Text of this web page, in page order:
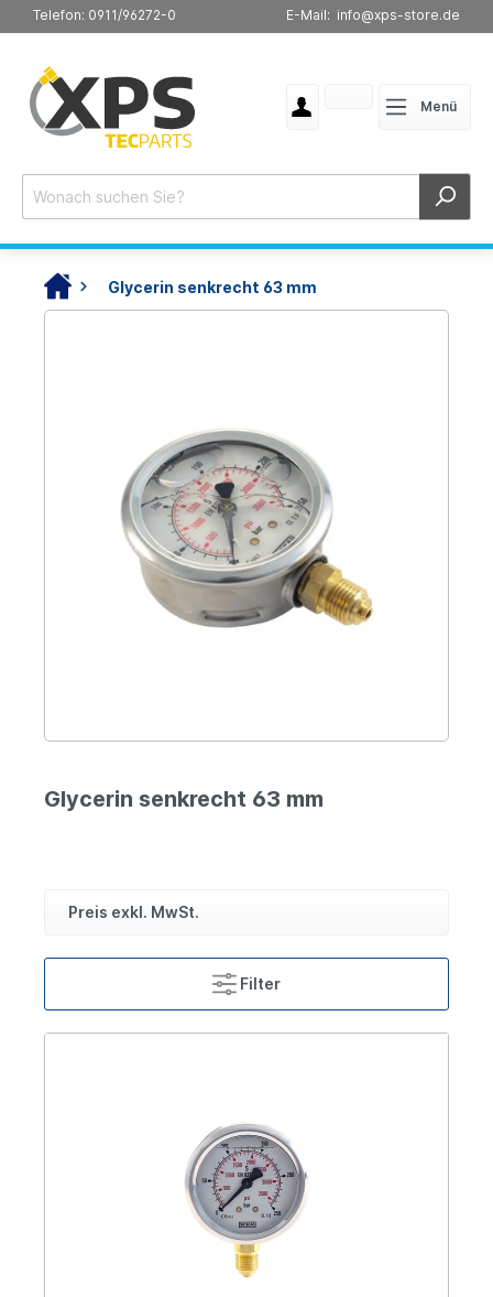
Telefon: 0911/96272-0 E-Mail: info@xps-store.de
Menü
Glycerin senkrecht 63 mm
Glycerin senkrecht 63 mm
Preis exkl. MwSt.
Filter